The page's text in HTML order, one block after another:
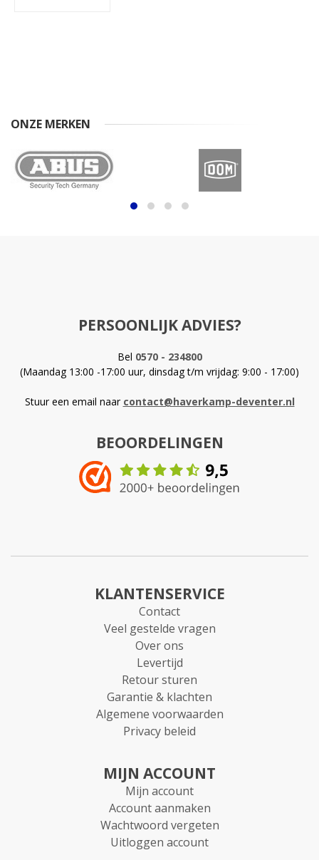
ONZE MERKEN
PERSOONLIJK ADVIES?
Bel 0570 - 234800
(Maandag 13:00 -17:00 uur, dinsdag t/m vrijdag: 9:00 - 17:00)
Stuur een email naar contact@haverkamp-deventer.nl
BEOORDELINGEN
KLANTENSERVICE
Contact
Veel gestelde vragen
Over ons
Levertijd
Retour sturen
Garantie & klachten
Algemene voorwaarden
Privacy beleid
MIJN ACCOUNT
Mijn account
Account aanmaken
Wachtwoord vergeten
Uitloggen account